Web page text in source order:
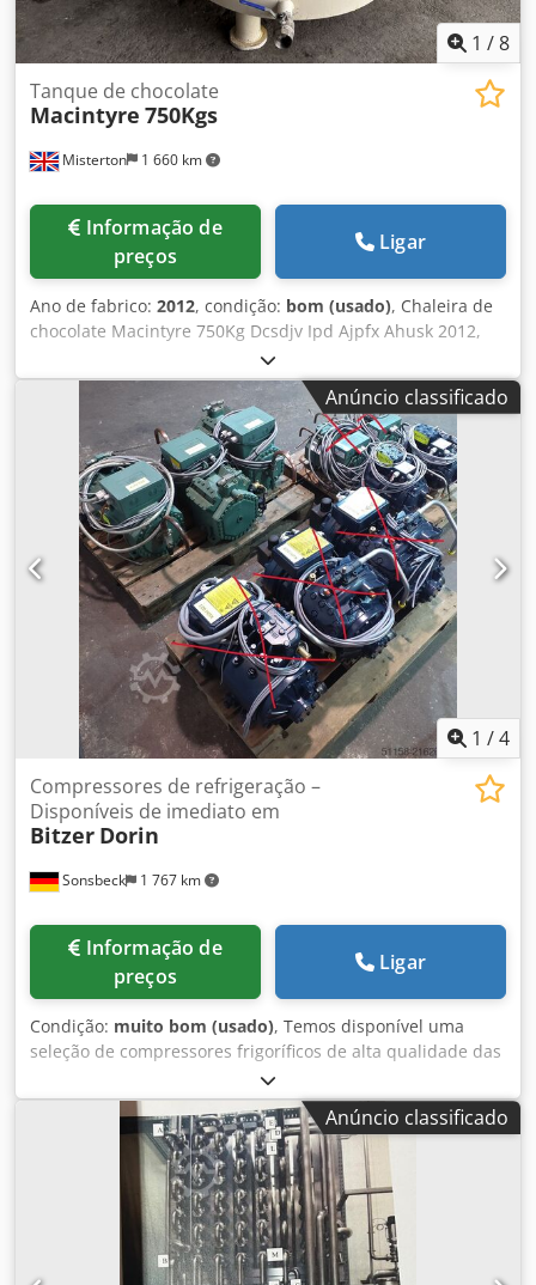
1 /8
Misterton 1 660 km
Tanque de chocolate
Macintyre 750Kgs
preços
Ligar
Ano de fabrico: 2012, condição: bom (usado), Chaleira de
chocolate Macintyre 750Kg Dcsdjv Ipd Ajpfx Ahusk 2012,
chaleira de chocolate com capacidade para 750Kg, camisa
de água quente com sistema de aquecimento elétrico,
motor montado na parte superior de 1,5Kw com agitador,
descarga lateral inferior, com painel de controle montado
na parede, 3Ph
Anúncio classificado
1 /4
Sonsbeck 1 767 km
Compressores de refrigeração –
Disponíveis de imediato em
Bitzer Dorin
preços
Ligar
Condição: muito bom (usado), Temos disponível uma
seleção de compressores frigoríficos de alta qualidade das
marcas Bitzer e Dorin, adequados para aplicações
industriais, de refrigeração e ar condicionado. N.º do
artigo: Refri 016 Fabricante: Bitzer Modelo: 4JTC-15K-40P
Com vigilância de nível de óleo EMERSON OM4-120
Semiautomático Refrigerante: R-744, CO² para aplicações
transcríticas Deslocamento: 9,2 m³/h Pressão máxima
(baixa/alta): 75/130 bar Em stock: 2 unidades Dodpfx Ahjyx
U Hvjueck N.º do artigo: Refri 018 Fabricante: Bitzer
Modelo: 4HTE-20K-40P Com vigilância de nível de óleo
Anúncio classificado